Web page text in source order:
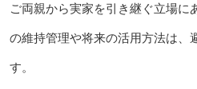
ご両親から実家を引き継ぐ立場に
の維持管理や将来の活用方法は、
す。